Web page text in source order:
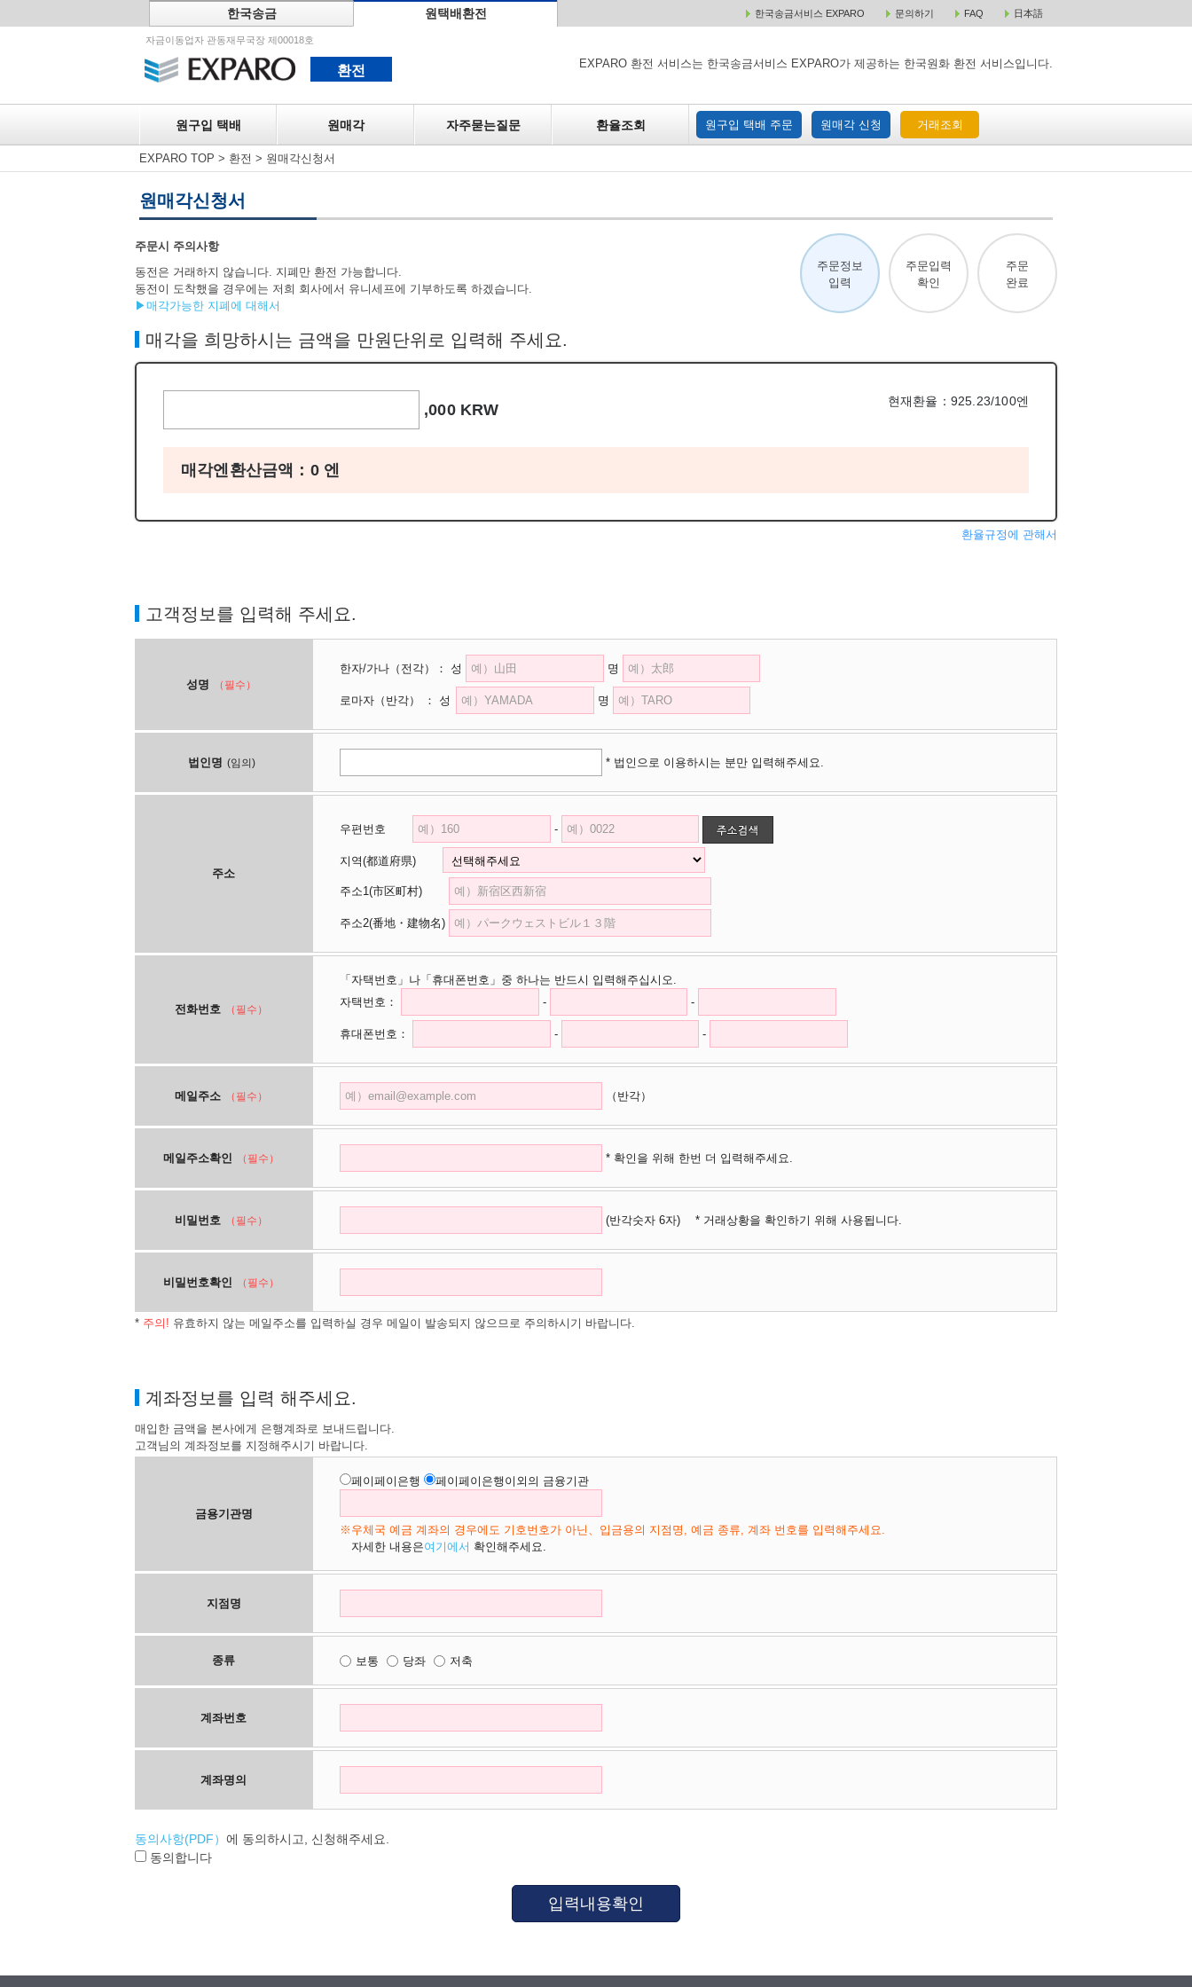
한국송금 원택배환전 한국송금서비스 EXPARO 문의하기 FAQ 日本語
자금이동업자 관동재무국장 제00018호
환전 EXPARO 환전 서비스는 한국송금서비스 EXPARO가 제공하는 한국원화 환전 서비스입니다.
원구입 택배 원매각 자주묻는질문 환율조회 원구입 택배 주문 원매각 신청 거래조회
원매각 원구입 택배 주문 원매각 주문 거래조회
EXPARO TOP > 환전 > 원매각신청서
원매각신청서
주문시 주의사항
동전은 거래하지 않습니다. 지폐만 환전 가능합니다.
동전이 도착했을 경우에는 저희 회사에서 유니세프에 기부하도록 하겠습니다.
▶매각가능한 지폐에 대해서
주문정보
입력
주문입력
확인
주문
완료
매각을 희망하시는 금액을 만원단위로 입력해 주세요.
,000 KRW 현재환율：925.23/100엔
매각엔환산금액： 0엔
환율규정에 관해서
고객정보를 입력해 주세요.
성명 （필수）
한자/가나 （전각） ： 성 명
로마자 （반각） ： 성 명
법인명 (임의) * 법인으로 이용하시는 분만 입력해주세요.
주소
우편번호 -
지역(都道府県)
주소1(市区町村)
주소2(番地・建物名)
전화번호 （필수）
「자택번호」나「휴대폰번호」중 하나는 반드시 입력해주십시오.
자택번호：
- -
휴대폰번호： - -
메일주소 （필수） （반각）
메일주소확인 （필수） * 확인을 위해 한번 더 입력해주세요.
비밀번호 （필수） (반각숫자 6자) * 거래상황을 확인하기 위해 사용됩니다.
비밀번호확인 （필수）
* 주의! 유효하지 않는 메일주소를 입력하실 경우 메일이 발송되지 않으므로 주의하시기 바랍니다.
계좌정보를 입력 해주세요.
매입한 금액을 본사에게 은행계좌로 보내드립니다.
고객님의 계좌정보를 지정해주시기 바랍니다.
금용기관명
페이페이은행 페이페이은행이외의 금융기관
※우체국 예금 계좌의 경우에도 기호번호가 아닌、입금용의 지점명, 예금 종류, 계좌 번호를 입력해주세요.
자세한 내용은여기에서 확인해주세요.
지점명
종류 보통 당좌 저축
계좌번호
계좌명의
동의사항(PDF） 에 동의하시고, 신청해주세요.
동의합니다
입력내용확인